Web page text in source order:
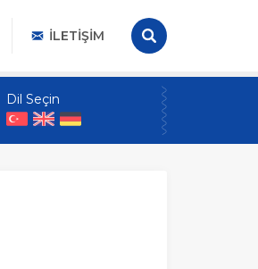
İLETIŞIM
Dil Seçin